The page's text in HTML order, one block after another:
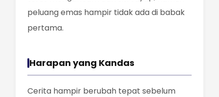
peluang emas hampir tidak ada di babak
pertama.
Harapan yang Kandas
Cerita hampir berubah tepat sebelum